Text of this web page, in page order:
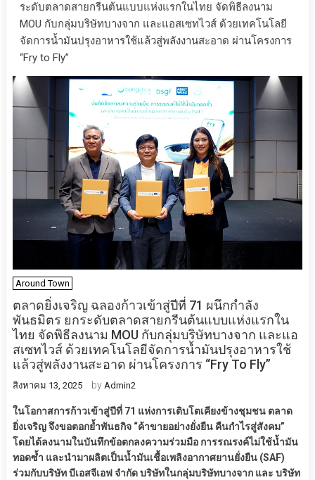
ระดับตลาดสายกรีนต้นแบบแห่งแรกในไทย จัดพิธีลงนาม
MOU กับกลุ่มบริษัทบางจาก และแอสเซทไวส์ ด้วยเทคโนโลยี
จัดการน้ำมันปรุงอาหารใช้แล้วสู่พลังงานสะอาด ผ่านโครงการ
“Fry to Fly”
Around Town
ตลาดยิ่งเจริญ ฉลองก้าวเข้าสู่ปีที่ 71 ผนึกกำลัง
พันธมิตร ยกระดับตลาดสายกรีนต้นแบบแห่งแรกใน
ไทย จัดพิธีลงนาม MOU กับกลุ่มบริษัทบางจาก และแอ
สเซทไวส์ ด้วยเทคโนโลยีจัดการน้ำมันปรุงอาหารใช้
แล้วสู่พลังงานสะอาด ผ่านโครงการ “Fry To Fly”
สิงหาคม 13, 2025 by Admin2
ในโอกาสการก้าวเข้าสู่ปีที่ 71 แห่งการเติบโตเคียงข้างชุมชน ตลาด
ยิ่งเจริญ จึงขอตอกย้ำพันธกิจ “ค้าขายอย่างยั่งยืน คืนกำไรสู่สังคม”
โดยได้ลงนามในบันทึกข้อตกลงความร่วมมือ การรณรงค์ไม่ใช้น้ำมัน
ทอดซ้ำ และนำมาผลิตเป็นน้ำมันเชื้อเพลิงอากาศยานยั่งยืน (SAF)
ร่วมกับบริษัท บีเอสจีเอฟ จำกัด บริษัทในกลุ่มบริษัทบางจาก และ บริษัท